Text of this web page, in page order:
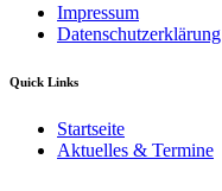
Impressum
Datenschutzerklärung
Quick Links
Startseite
Aktuelles & Termine